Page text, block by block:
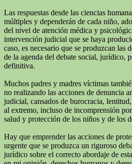
Las respuestas desde las ciencias
múltiples y dependerán de cada niño,
del nivel de atención médica y
intervención judicial que se haya
caso, es necesario que se produzcan las
de la agenda del debate social, jurídico,
definitiva.
Muchos padres y madres víctimas
no realizando las acciones de denuncia
judicial, cansados de burocracia,
al extremo, incluso de incomprensión
salud y protección de los niños y de los
Hay que emprender las acciones de
urgente que se produzca un riguroso
jurídico sobre el correcto abordaje de